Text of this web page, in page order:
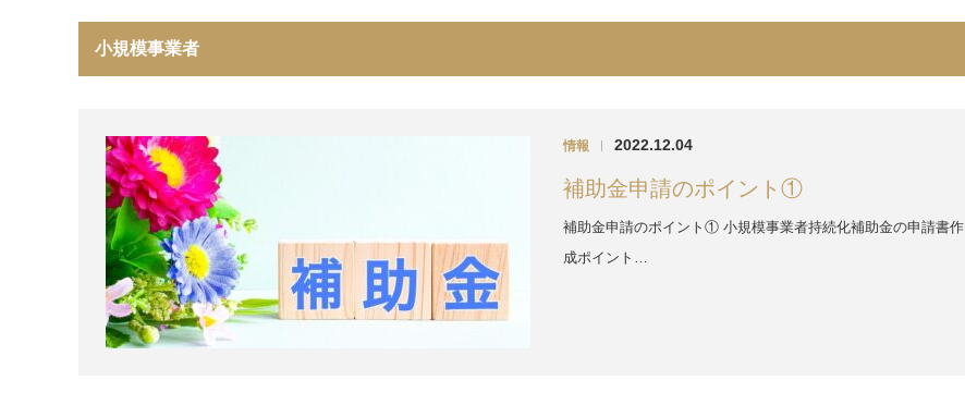
小規模事業者
情報 | 2022.12.04
補助金申請のポイント①
補助金申請のポイント① 小規模事業者持続化補助金の申請書作
成ポイント…